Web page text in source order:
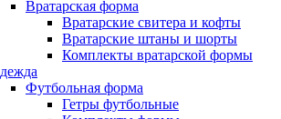
Вратарская форма
Вратарские свитера и кофты
Вратарские штаны и шорты
Комплекты вратарской формы
Футбольная форма
Гетры футбольные